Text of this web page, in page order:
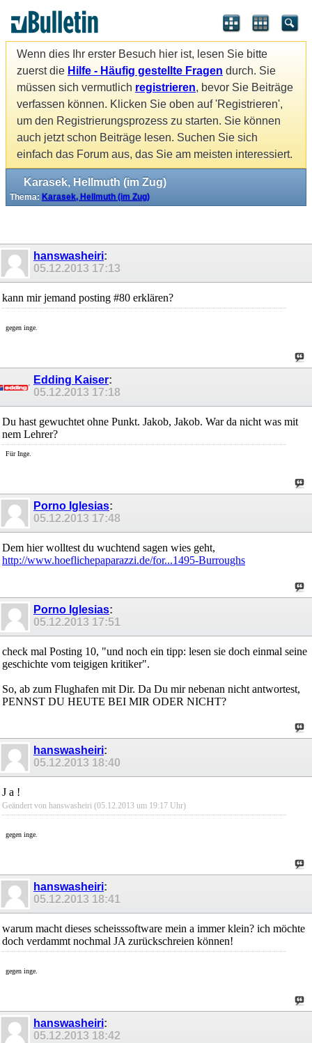
Wenn dies Ihr erster Besuch hier ist, lesen Sie bitte
zuerst die Hilfe - Häufig gestellte Fragen durch. Sie
müssen sich vermutlich registrieren, bevor Sie Beiträge
verfassen können. Klicken Sie oben auf 'Registrieren',
um den Registrierungsprozess zu starten. Sie können
auch jetzt schon Beiträge lesen. Suchen Sie sich
einfach das Forum aus, das Sie am meisten interessiert.
Karasek, Hellmuth (im Zug)
Thema: Karasek, Hellmuth (im Zug)
hanswasheiri:
05.12.2013 17:13
kann mir jemand posting #80 erklären?
gegen inge.
Edding Kaiser:
05.12.2013 17:18
Du hast gewuchtet ohne Punkt. Jakob, Jakob. War da nicht was mit
nem Lehrer?
Für Inge.
Porno Iglesias:
05.12.2013 17:48
Dem hier wolltest du wuchtend sagen wies geht,
http://www.hoeflichepaparazzi.de/for...1495-Burroughs
Porno Iglesias:
05.12.2013 17:51
check mal Posting 10, "und noch ein tipp: lesen sie doch einmal seine
geschichte vom teigigen kritiker".
So, ab zum Flughafen mit Dir. Da Du mir nebenan nicht antwortest,
PENNST DU HEUTE BEI MIR ODER NICHT?
hanswasheiri:
05.12.2013 18:40
J a !
Geändert von hanswasheiri (05.12.2013 um 19:17 Uhr)
gegen inge.
hanswasheiri:
05.12.2013 18:41
warum macht dieses scheisssoftware mein a immer klein? ich möchte
doch verdammt nochmal JA zurückschreien können!
gegen inge.
hanswasheiri:
05.12.2013 18:42